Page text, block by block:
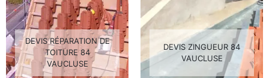
DEVIS RÉPARATION DE
TOITURE 84
VAUCLUSE
DEVIS ZINGUEUR 84
VAUCLUSE